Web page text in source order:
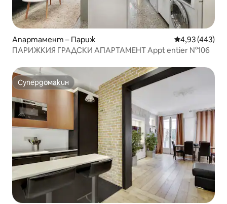
Апартамент – Париж Средна
4,93 (443)
ПАРИЖКИЯ ГРАДСКИ АПАРТАМЕНТ Appt entier N°106
Супердомакин
Супердомакин